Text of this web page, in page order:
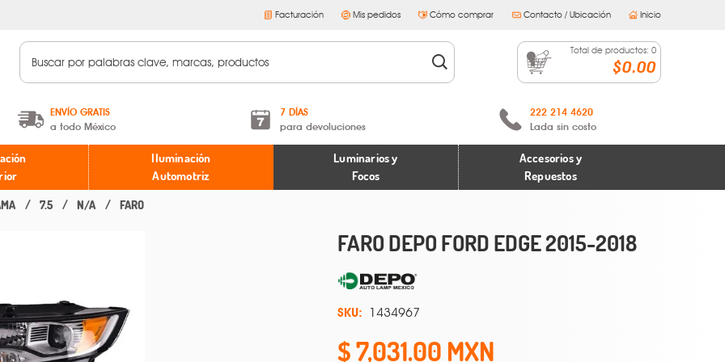
Facturación Mis pedidos Cómo comprar Contacto / Ubicación Inicio
Total de productos: 0
$0.00
ENVÍO GRATIS
a todo México
A partir de $599 MXN.
* Aplican restricciones
7 DÍAS
para devoluciones
Términos y condiciones
Políticas de devoluciones
222 214 4620
Lada sin costo
Iluminación
Automotriz
Luminarios y
Focos
Accesorios y
Repuestos
7.5 N/A FARO
FARO DEPO FORD EDGE 2015-2018
SKU: 1434967
7,031.00